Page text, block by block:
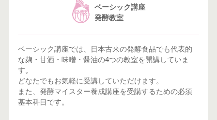
ベーシック講座
発酵教室
ベーシック講座では、日本古来の発酵食品でも代表的
な麹・甘酒・味噌・醤油の4つの教室を開講していま
す。
どなたでもお気軽に受講していただけます。
また、発酵マイスター養成講座を受講するための必須
基本科目です。